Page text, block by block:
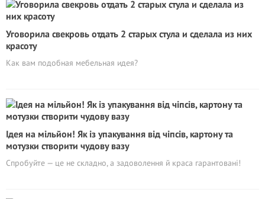
Уговорила свекровь отдать 2 старых стула и сделала из них
красоту
Как вам подобная мебельная идея?
Ідея на мільйон! Як із упакування від чіпсів, картону та
мотузки створити чудову вазу
Спробуйте — це не складно, а задоволення й краса гарантовані!